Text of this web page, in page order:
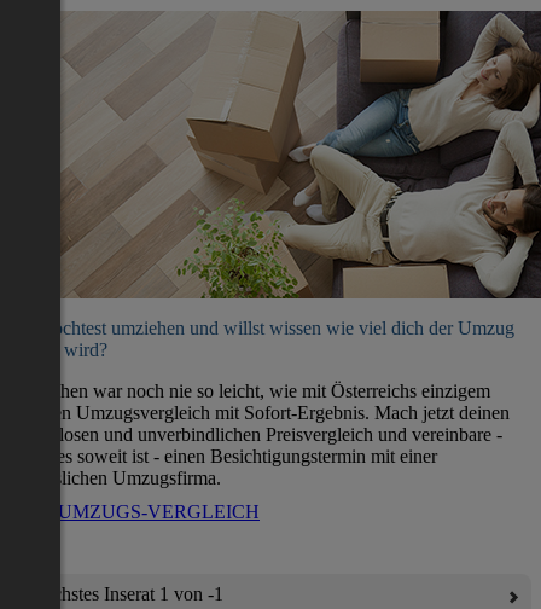
Du möchtest umziehen und willst wissen wie viel dich der Umzug
kosten wird?
Umziehen war noch nie so leicht, wie mit Österreichs einzigem
direkten Umzugsvergleich mit Sofort-Ergebnis. Mach jetzt deinen
kostenlosen und unverbindlichen Preisvergleich und vereinbare -
wenn es soweit ist - einen Besichtigungstermin mit einer
verlässlichen Umzugsfirma.
ZUM UMZUGS-VERGLEICH
Nächstes Inserat 1 von -1